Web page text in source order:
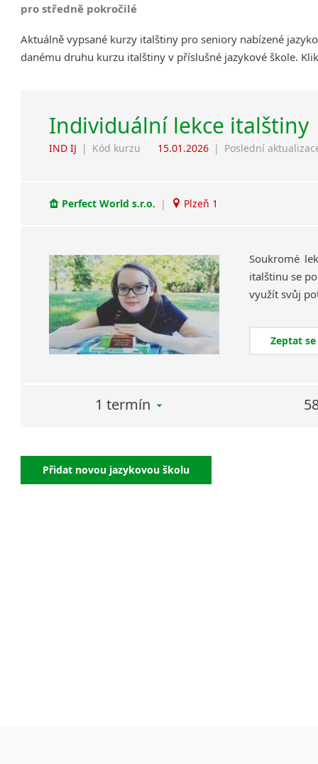
pro středně pokročilé
Aktuálně vypsané kurzy italštiny pro seniory nabízené
danému druhu kurzu italštiny v příslušné jazykové škole.
Individuální lekce italštiny
IND IJ | Kód kurzu 15.01.2026 | Poslední
Perfect World s.r.o. | Plzeň 1
Soukromé
italštinu se
využít svůj
Zeptat
1 termín
Přidat novou jazykovou školu